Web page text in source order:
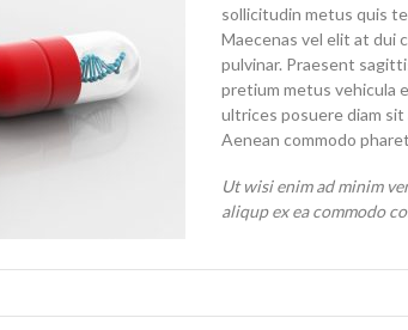
sollicitudin metus quis
Maecenas vel elit at dui
pulvinar. Praesent
pretium metus vehicula
ultrices posuere diam
Aenean commodo
Ut wisi enim ad minim
aliqup ex ea commodo